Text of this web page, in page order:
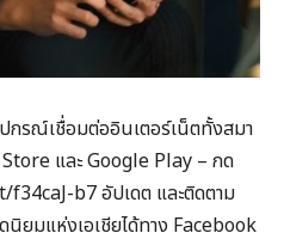
กรณ์เชื่อมต่ออินเตอร์เน็ตทั้งสมา
และ Google Play – กด
b7 อัปเดต และติดตาม
นิยมแห่งเอเชียได้ทาง Facebook